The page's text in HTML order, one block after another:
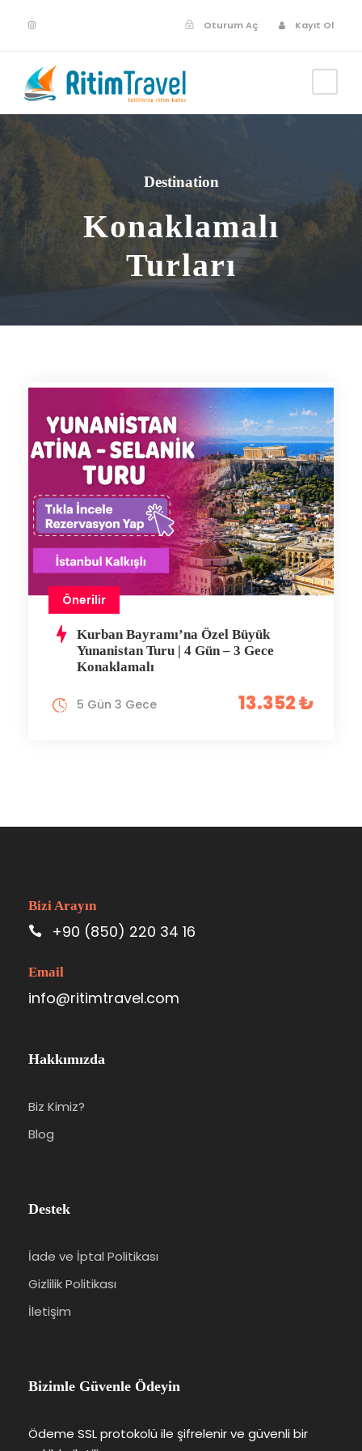
Oturum Aç Kayıt Ol
Destination
Konaklamalı
Turları
Önerilir
Kurban Bayramı’na Özel Büyük
Yunanistan Turu | 4 Gün – 3 Gece
Konaklamalı
13.352 ₺
5 Gün 3 Gece
Bizi Arayın
+90 (850) 220 34 16
Email
info@ritimtravel.com
Hakkımızda
Biz Kimiz?
Blog
Destek
İade ve İptal Politikası
Gizlilik Politikası
İletişim
Bizimle Güvenle Ödeyin
Ödeme SSL protokolü ile şifrelenir ve güvenli bir